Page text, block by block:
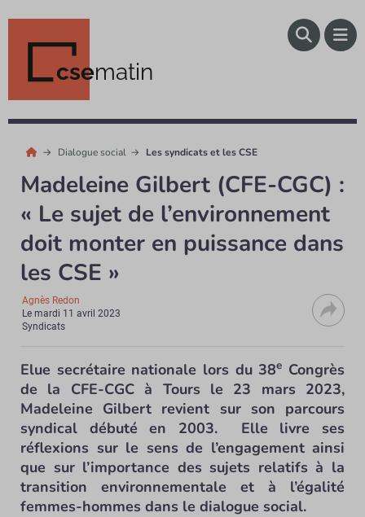
csematin
Dialogue social Les syndicats et les CSE
Madeleine Gilbert (CFE-CGC) :
« Le sujet de l’environnement
doit monter en puissance dans
les CSE »
Agnès Redon
Lemardi 11 avril 2023
Syndicats
Elue secrétaire nationale lors du 38e Congrès
de la CFE-CGC à Tours le 23 mars 2023,
Madeleine Gilbert revient sur son parcours
syndical débuté en 2003. Elle livre ses
réflexions sur le sens de l’engagement ainsi
que sur l’importance des sujets relatifs à la
transition environnementale et à l’égalité
femmes-hommes dans le dialogue social.